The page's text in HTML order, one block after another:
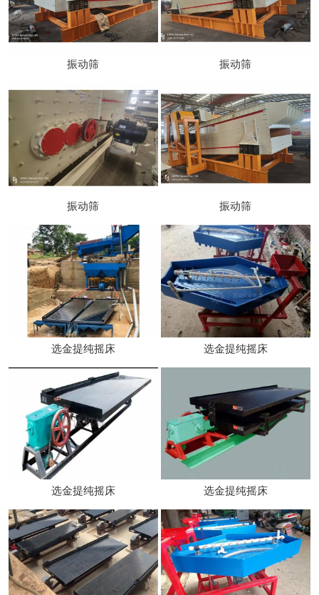
振动筛 振动筛
振动筛 振动筛
选金提纯摇床 选金提纯摇床
选金提纯摇床 选金提纯摇床